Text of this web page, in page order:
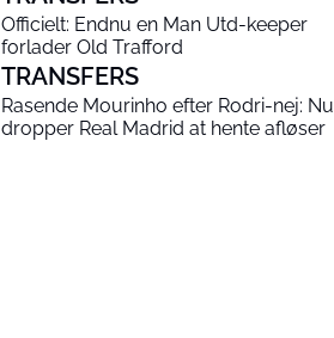
Officielt: Endnu en Man Utd-keeper
forlader Old Trafford
TRANSFERS
Rasende Mourinho efter Rodri-nej: Nu
dropper Real Madrid at hente afløser